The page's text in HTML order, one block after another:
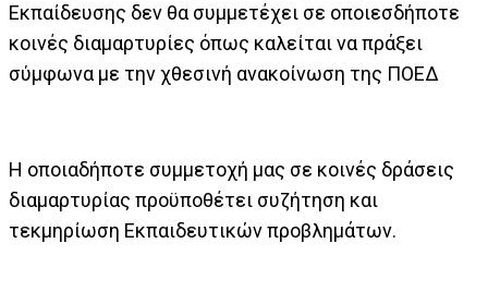
Εκπαίδευσης δεν θα συμμετέχει σε οποιεσδήποτε
κοινές διαμαρτυρίες όπως καλείται να πράξει
σύμφωνα με την χθεσινή ανακοίνωση της ΠΟΕΔ
Η οποιαδήποτε συμμετοχή μας σε κοινές δράσεις
διαμαρτυρίας προϋποθέτει συζήτηση και
τεκμηρίωση Εκπαιδευτικών προβλημάτων.